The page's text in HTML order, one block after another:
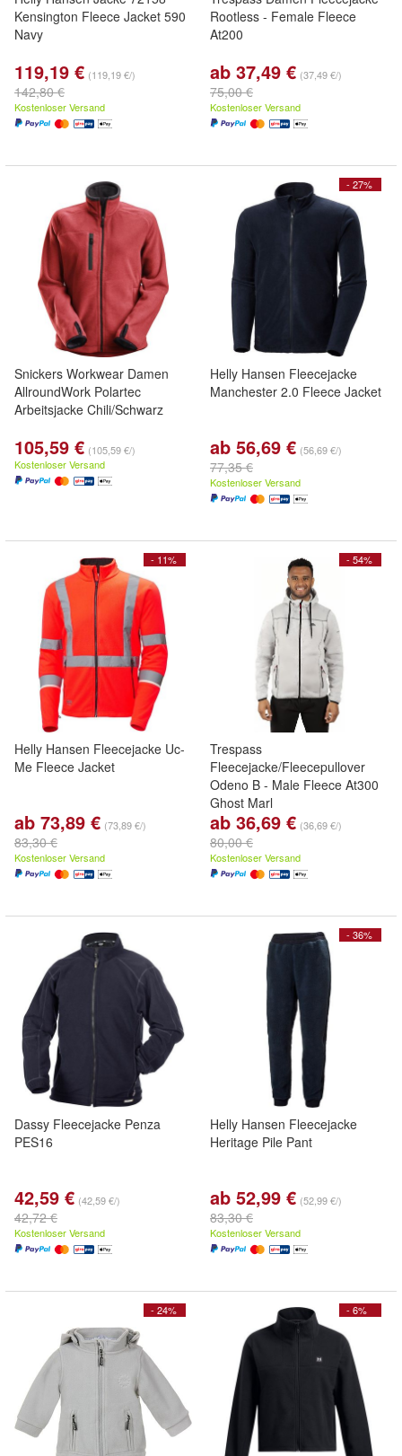
Kensington Fleece Jacket 590
Navy
119,19 € (119,19 €/)
142,80 €
Kostenloser Versand
Rootless - Female Fleece
At200
ab 37,49 € (37,49 €/)
75,00 €
Kostenloser Versand
Snickers Workwear Damen
AllroundWork Polartec
Arbeitsjacke Chili/Schwarz
105,59 € (105,59 €/)
Kostenloser Versand
- 27%
Helly Hansen Fleecejacke
Manchester 2.0 Fleece Jacket
ab 56,69 € (56,69 €/)
77,35 €
Kostenloser Versand
- 11%
Helly Hansen Fleecejacke Uc-
Me Fleece Jacket
ab 73,89 € (73,89 €/)
83,30 €
Kostenloser Versand
- 54%
Trespass
Fleecejacke/Fleecepullover
Odeno B - Male Fleece At300
Ghost Marl
ab 36,69 € (36,69 €/)
80,00 €
Kostenloser Versand
Dassy Fleecejacke Penza
PES16
42,59 € (42,59 €/)
42,72 €
Kostenloser Versand
- 36%
Helly Hansen Fleecejacke
Heritage Pile Pant
ab 52,99 € (52,99 €/)
83,30 €
Kostenloser Versand
- 24% - 6%